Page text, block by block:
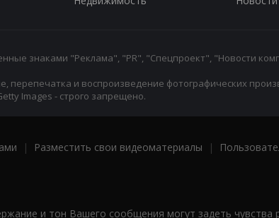
знаками "Реклама", "PR", "Спецпроект", "Новости
перепечатка и воспроизведение фотографических
Images - строго запрещено.
| Разместить свои видеоматериалы |
и тон Вашего сообщения могут задеть чувства